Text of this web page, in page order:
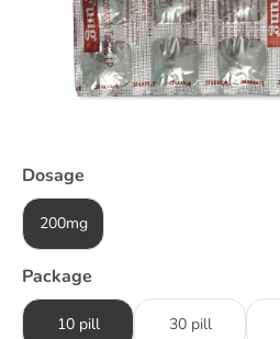
Dosage
200mg
Package
10 pill 30 pill